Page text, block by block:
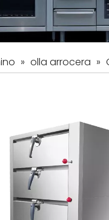
» olla arrocera »